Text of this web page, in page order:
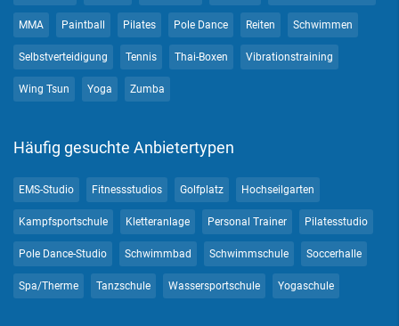
MMA Paintball Pilates Pole Dance Reiten Schwimmen
Selbstverteidigung Tennis Thai-Boxen Vibrationstraining
Wing Tsun Yoga Zumba
Häufig gesuchte Anbietertypen
EMS-Studio Fitnessstudios Golfplatz Hochseilgarten
Kampfsportschule Kletteranlage Personal Trainer Pilatesstudio
Pole Dance-Studio Schwimmbad Schwimmschule Soccerhalle
Spa/Therme Tanzschule Wassersportschule Yogaschule